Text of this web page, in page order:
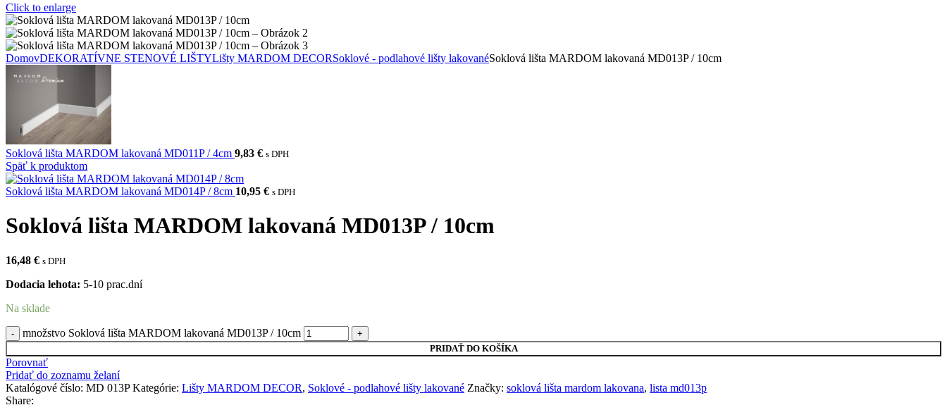
Click to enlarge
DomovDEKORATÍVNE STENOVÉ LIŠTYLišty MARDOM DECORSoklové - podlahové lišty lakovanéSoklová lišta MARDOM lakovaná MD013P / 10cm
Soklová lišta MARDOM lakovaná MD011P / 4cm 9,83 € s DPH
Späť k produktom
Soklová lišta MARDOM lakovaná MD014P / 8cm 10,95 € s DPH
Soklová lišta MARDOM lakovaná MD013P / 10cm
16,48 € s DPH
Dodacia lehota: 5-10 prac.dní
Na sklade
množstvo Soklová lišta MARDOM lakovaná MD013P / 10cm
PRIDAŤ DO KOŠÍKA
Porovnať
Pridať do zoznamu želaní
Katalógové číslo: MD 013PKategórie: Lišty MARDOM DECOR, Soklové - podlahové lišty lakované Značky: soklová lišta mardom lakovana, lista md013p
Share: